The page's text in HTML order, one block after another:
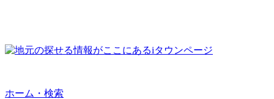
ホーム・検索